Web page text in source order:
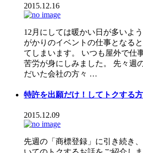
2015.12.16
12月にしては暖かい日が多いよ
がかりのイベントの仕事となる
てしまいます。 いつも屋外で仕
苦労が身にしみました。 先々週
だいた会社の方々 …
特許を出願だけ！してトクする
2015.12.09
先週の「商標登録」に引き続き